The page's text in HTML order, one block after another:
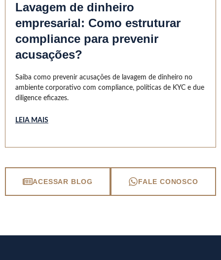
Lavagem de dinheiro
empresarial: Como estruturar
compliance para prevenir
acusações?
Saiba como prevenir acusações de lavagem de dinheiro no
ambiente corporativo com compliance, políticas de KYC e due
diligence eficazes.
LEIA MAIS
ACESSAR BLOG FALE CONOSCO